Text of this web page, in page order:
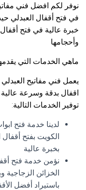
نوفر لكم افضل فني
في فتح أقفال العبدلي
خبرة عالية في فتح أقفال
وأحجامها
ماهي الخدمات التي
يعمل فني مفاتيح
اقفال بدقة وسرعة
توفير الخدمات التالية:
لدينا خدمة فتح
الكويت بفتح
بخبرة عالية
نؤمن خدمة فتح
الخزائن
باستيراد أفضل